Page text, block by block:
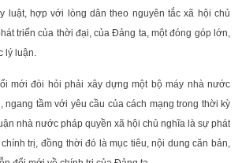
luật, hợp với lòng dân theo nguyên tắc xã hội chủ
triển của thời đại, của Đảng ta, một đóng góp lớn,
lý luận.
mới đòi hỏi phải xây dựng một bộ máy nhà nước
ngang tầm với yêu cầu của cách mạng trong thời kỳ
nhà nước pháp quyền xã hội chủ nghĩa là sự phát
trị, đồng thời đó là mục tiêu, nội dung căn bản,